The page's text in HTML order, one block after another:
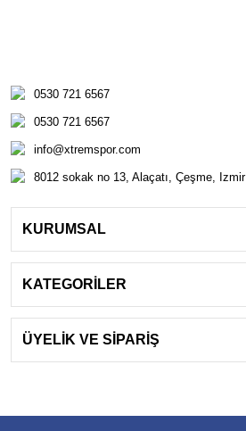
0530 721 6567
0530 721 6567
info@xtremspor.com
8012 sokak no 13, Alaçatı, Çeşme, Izmir
KURUMSAL
KATEGORİLER
ÜYELİK VE SİPARİŞ